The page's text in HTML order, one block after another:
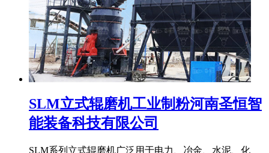
SLM立式辊磨机工业制粉河南圣恒智
能装备科技有限公司
SLM系列立式辊磨机广泛用于电力、冶金、水泥、化